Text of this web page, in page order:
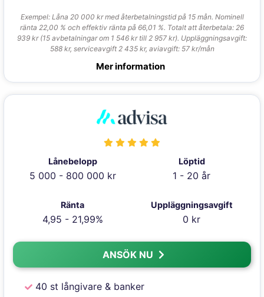
Exempel: Låna 20 000 kr med återbetalningstid på 15 mån. Nominell
ränta 22,00 % och effektiv ränta på 66,01 %. Totalt att återbetala: 26
939 kr (15 avbetalningar om 1 546 kr till 2 957 kr). Uppläggningsavgift:
588 kr, serviceavgift 2 435 kr, aviavgift: 57 kr/mån
Mer information
Lånebelopp
5 000 - 800 000 kr
Löptid
1 - 20 år
Ränta
4,95 - 21,99%
Uppläggningsavgift
0 kr
ANSÖK NU
40 st långivare & banker